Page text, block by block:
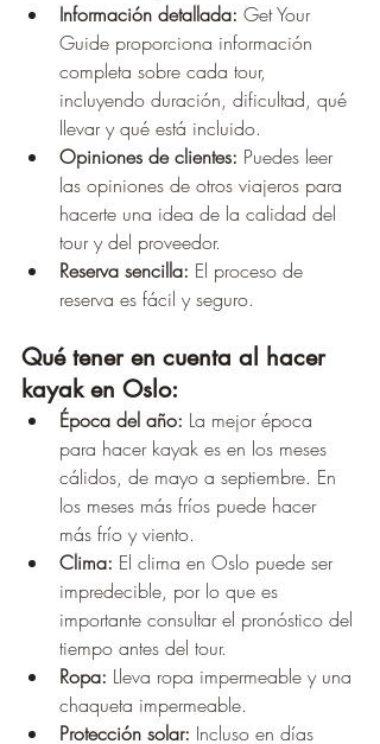
Información detallada: Get Your
Guide proporciona información
completa sobre cada tour,
incluyendo duración, dificultad, qué
llevar y qué está incluido.
Opiniones de clientes: Puedes leer
las opiniones de otros viajeros para
hacerte una idea de la calidad del
tour y del proveedor.
Reserva sencilla: El proceso de
reserva es fácil y seguro.
Qué tener en cuenta al hacer
kayak en Oslo:
Época del año: La mejor época
para hacer kayak es en los meses
cálidos, de mayo a septiembre. En
los meses más fríos puede hacer
más frío y viento.
Clima: El clima en Oslo puede ser
impredecible, por lo que es
importante consultar el pronóstico del
tiempo antes del tour.
Ropa: Lleva ropa impermeable y una
chaqueta impermeable.
Protección solar: Incluso en días